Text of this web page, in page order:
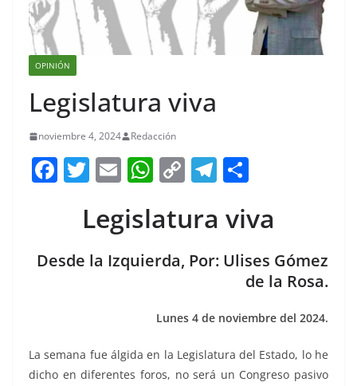
OPINIÓN
Legislatura viva
noviembre 4, 2024 Redacción
F
b
k
T
itt
er
E
ai
W
at
A
p
C
p
y
Li
k
T
e
gr
a
ar
Legislatura viva
Desde la Izquierda, Por: Ulises Gómez
de la Rosa.
Lunes 4 de noviembre del 2024.
La semana fue álgida en la Legislatura del Estado, lo he
dicho en diferentes foros, no será un Congreso pasivo